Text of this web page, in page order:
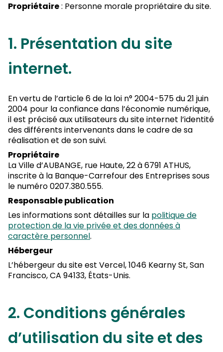
Propriétaire: Personne morale propriétaire du site.
1. Présentation du site
internet.
En vertu de l’article 6 de la loi n° 2004-575 du 21 juin
2004 pour la confiance dans l’économie numérique,
il est précisé aux utilisateurs du site internet l’identité
des différents intervenants dans le cadre de sa
réalisation et de son suivi.
Propriétaire
La Ville d’AUBANGE, rue Haute, 22 à 6791 ATHUS,
inscrite à la Banque-Carrefour des Entreprises sous
le numéro 0207.380.555.
Responsable publication
Les informations sont détailles sur la politique de
protection de la vie privée et des données à
caractère personnel.
Hébergeur
L’hébergeur du site est Vercel, 1046 Kearny St, San
Francisco, CA 94133, États-Unis.
2. Conditions générales
d’utilisation du site et des